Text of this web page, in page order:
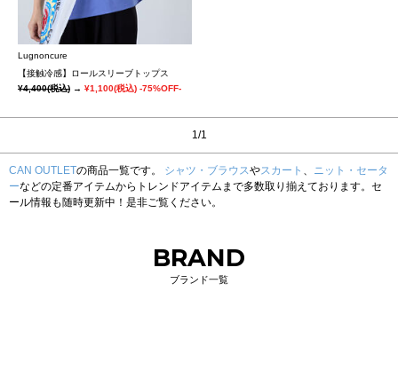
Lugnoncure
【接触冷感】ロールスリーブトップス
¥4,400(税込) → ¥1,100(税込) -75%OFF-
1/1
CAN OUTLETの商品一覧です。 シャツ・ブラウスやスカート 、 ニット・セータ
ーなどの定番アイテムからトレンドアイテムまで多数取り揃えております。セ
ール情報も随時更新中！是非ご覧ください。
BRAND
ブランド一覧